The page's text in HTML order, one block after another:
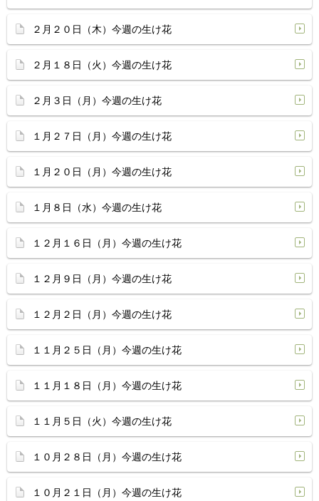
２月２０日（木）今週の生け花
２月１８日（火）今週の生け花
２月３日（月）今週の生け花
１月２７日（月）今週の生け花
１月２０日（月）今週の生け花
１月８日（水）今週の生け花
１２月１６日（月）今週の生け花
１２月９日（月）今週の生け花
１２月２日（月）今週の生け花
１１月２５日（月）今週の生け花
１１月１８日（月）今週の生け花
１１月５日（火）今週の生け花
１０月２８日（月）今週の生け花
１０月２１日（月）今週の生け花